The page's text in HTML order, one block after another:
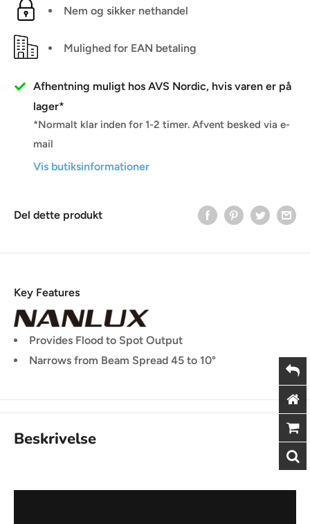
Nem og sikker nethandel
Mulighed for EAN betaling
Afhentning muligt hos AVS Nordic, hvis varen er på
lager*
*Normalt klar inden for 1-2 timer. Afvent besked via e-
mail
Vis butiksinformationer
Del dette produkt
Key Features
Provides Flood to Spot Output
Narrows from Beam Spread 45 to 10°
Beskrivelse